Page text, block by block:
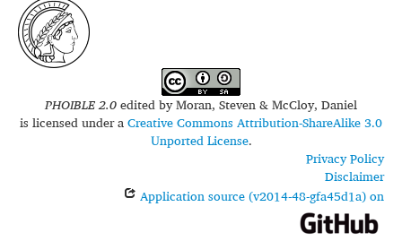
PHOIBLE 2.0edited byMoran, Steven & McCloy, Daniel
is licensed under aCreative Commons Attribution-ShareAlike 3.0
Unported License.
Privacy Policy
Disclaimer
Application source (v2014-48-gfa45d1a) on